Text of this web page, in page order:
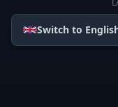
Switch to